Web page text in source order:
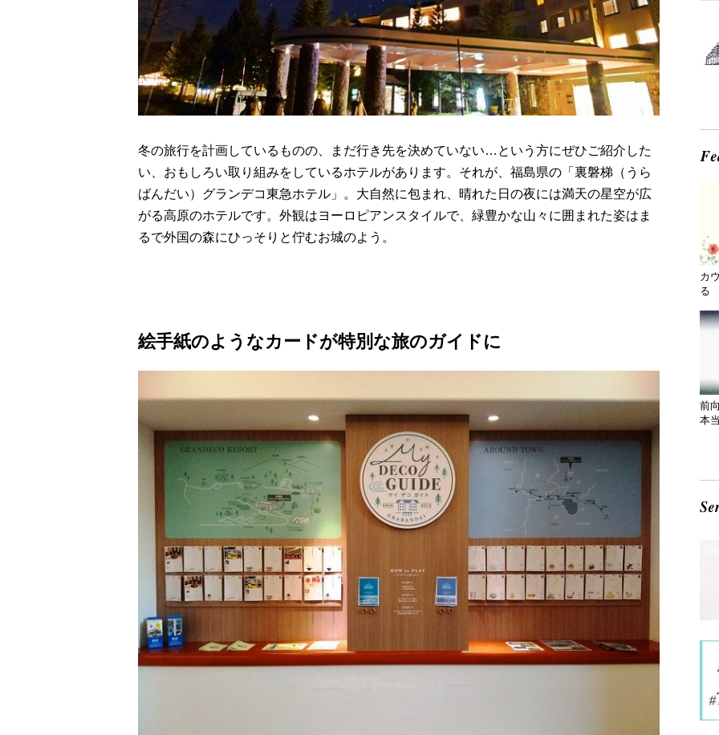
冬の旅行を計画しているものの、まだ行き先を決めていない…という方にぜひご紹介した
い、おもしろい取り組みをしているホテルがあります。それが、福島県の「裏磐梯（うら
ばんだい）グランデコ東急ホテル」。大自然に包まれ、晴れた日の夜には満天の星空が広
がる高原のホテルです。外観はヨーロピアンスタイルで、緑豊かな山々に囲まれた姿はま
るで外国の森にひっそりと佇むお城のよう。
絵手紙のようなカードが特別な旅のガイドに
カ
る
前
本